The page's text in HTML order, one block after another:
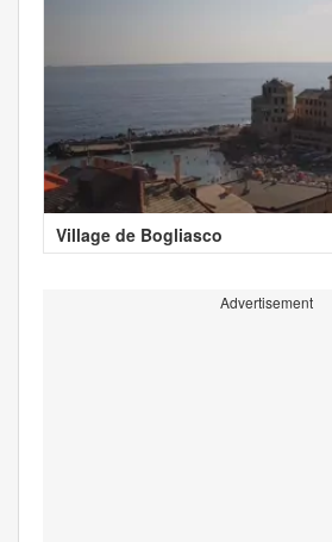
Village de Bogliasco
Advertisement